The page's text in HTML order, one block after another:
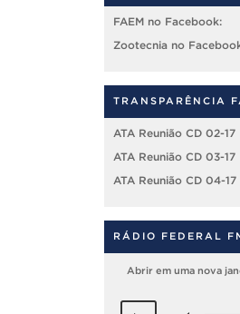
FAEM no Facebook:
Zootecnia no
TRANSPARÊNCIA
ATA Reunião CD 02-17
ATA Reunião CD 03-17
ATA Reunião CD 04-17
RÁDIO FEDERAL
Abrir em uma nova